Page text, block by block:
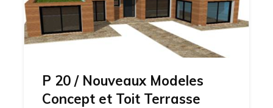
P 20 / Nouveaux Modeles
Concept et Toit Terrasse